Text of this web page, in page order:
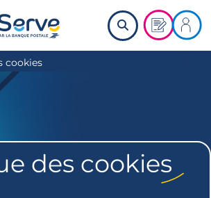
Retour à l'accueilDemander
Me
site
cookies
des cookies